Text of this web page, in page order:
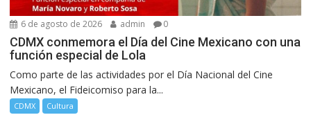
6 de agosto de 2026 admin 0
CDMX conmemora el Día del Cine Mexicano con una
función especial de Lola
Como parte de las actividades por el Día Nacional del Cine
Mexicano, el Fideicomiso para la...
CDMX Cultura